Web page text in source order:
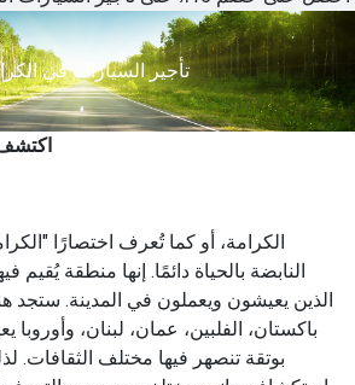
تأجير السيارات في
الكرامة، أو كما تُعرف اختصارًا
النابضة بالحياة دائمًا. إنها منطقة يُقيم
الذين يعيشون ويعملون في المدينة. ستجد
باكستان، الفلبين، عمان، لبنان، وأوروبا
بوتقة تنصهر فيها مختلف الثقافات.